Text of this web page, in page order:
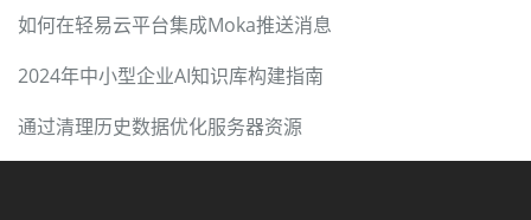
如何在轻易云平台集成Moka推送消息
2024年中小型企业AI知识库构建指南
通过清理历史数据优化服务器资源